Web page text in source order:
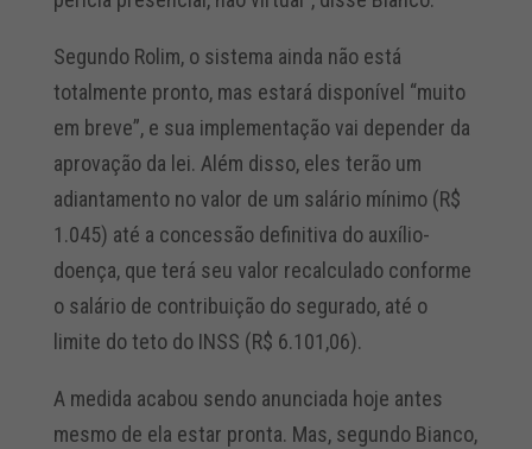
Segundo Rolim, o sistema ainda não está
totalmente pronto, mas estará disponível “muito
em breve”, e sua implementação vai depender da
aprovação da lei. Além disso, eles terão um
adiantamento no valor de um salário mínimo (R$
1.045) até a concessão definitiva do auxílio-
doença, que terá seu valor recalculado conforme
o salário de contribuição do segurado, até o
limite do teto do INSS (R$ 6.101,06).
A medida acabou sendo anunciada hoje antes
mesmo de ela estar pronta. Mas, segundo Bianco,